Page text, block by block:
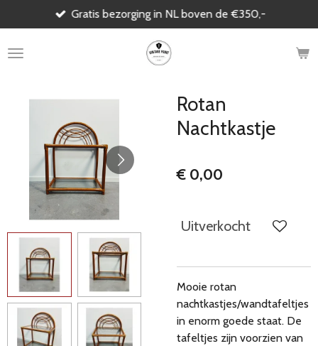
direct
naar
Gratis bezorging in NL boven de €350,-
Rotan
Nachtkastje
€ 0,00
Uitverkocht
Mooie rotan
nachtkastjes/wandtafeltjes
in enorm goede staat. De
tafeltjes zijn voorzien van